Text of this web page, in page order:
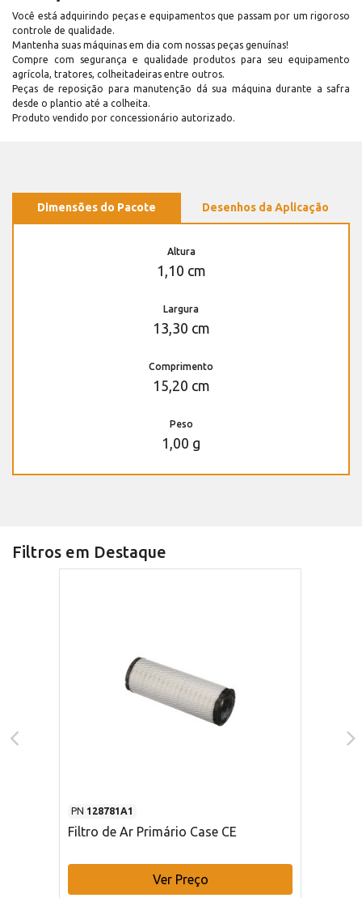
Você está adquirindo peças e equipamentos que passam por um rigoroso
controle de qualidade.
Mantenha suas máquinas em dia com nossas peças genuínas!
Compre com segurança e qualidade produtos para seu equipamento
agrícola, tratores, colheitadeiras entre outros.
Peças de reposição para manutenção dá sua máquina durante a safra
desde o plantio até a colheita.
Produto vendido por concessionário autorizado.
Dimensões do Pacote Desenhos da Aplicação
Altura
1,10 cm
Largura
13,30 cm
Comprimento
15,20 cm
Peso
1,00 g
Filtros em Destaque
PN 128781A1
Filtro de Ar Primário Case CE
Ver Preço